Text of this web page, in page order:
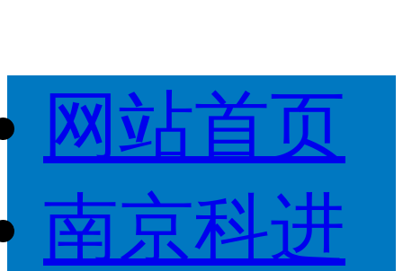
网站首页
南京科进